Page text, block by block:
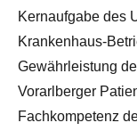
Kernaufgabe des
Krankenhaus-
Gewährleistung
Vorarlberger
Fachkompetenz